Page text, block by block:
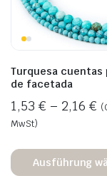
Turquesa cuentas
de facetada
1,53 € – 2,16 €
MwSt)
Ausführung